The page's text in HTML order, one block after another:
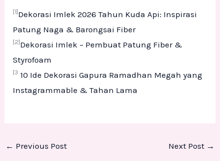
[1]Dekorasi Imlek 2026 Tahun Kuda Api: Inspirasi
Patung Naga & Barongsai Fiber
[2]Dekorasi Imlek – Pembuat Patung Fiber &
Styrofoam
[3 10 Ide Dekorasi Gapura Ramadhan Megah yang
Instagrammable & Tahan Lama
← Previous Post Next Post →